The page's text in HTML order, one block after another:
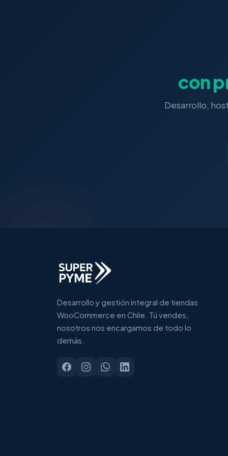
con
Desarrollo,
Desarrollo y gestión integral de tiendas
WooCommerce en Chile. Tú vendes,
nosotros nos encargamos de todo lo
demás.